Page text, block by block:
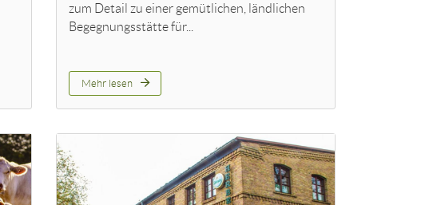
zum Detail zu einer gemütlichen, ländlichen
Begegnungsstätte für...
Mehr lesen